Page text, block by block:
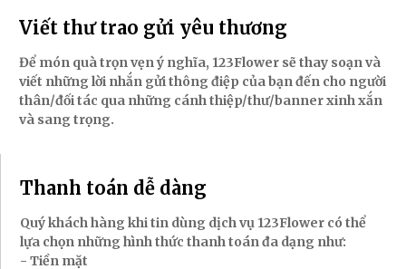
Viết thư trao gửi yêu thương
Để món quà trọn vẹn ý nghĩa, 123Flower sẽ thay soạn và
viết những lời nhắn gửi thông điệp của bạn đến cho người
thân/đối tác qua những cánh thiệp/thư/banner xinh xắn
và sang trọng.
Thanh toán dễ dàng
Quý khách hàng khi tin dùng dịch vụ 123Flower có thể
lựa chọn những hình thức thanh toán đa dạng như:
- Tiền mặt